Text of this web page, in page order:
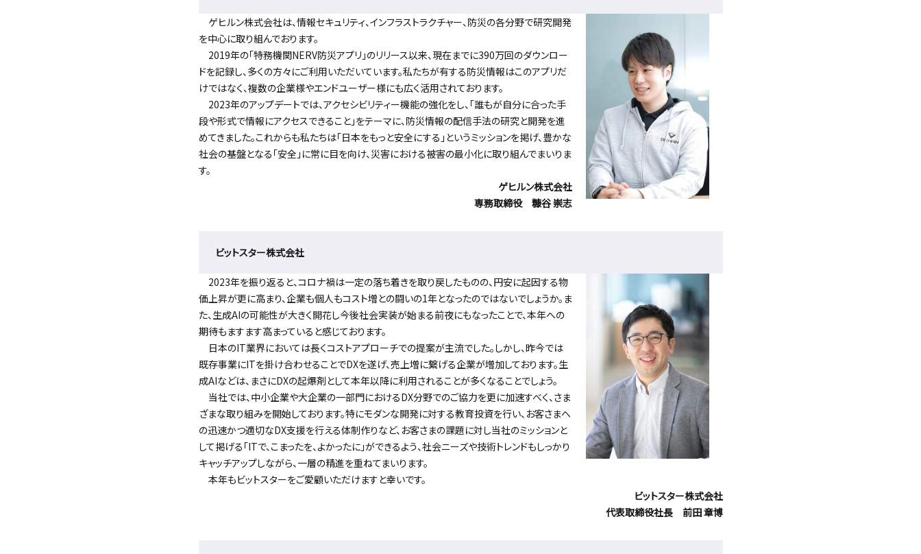
ゲヒルン株式会社は、情報セキュリティ、インフラストラクチャー、防災の各分野で研究開発
を中心に取り組んでおります。
2019年の「特務機関NERV防災アプリ」のリリース以来、現在までに390万回のダウンロー
ドを記録し、多くの方々にご利用いただいています。私たちが有する防災情報はこのアプリだ
けではなく、複数の企業様やエンドユーザー様にも広く活用されております。
2023年のアップデートでは、アクセシビリティー機能の強化をし、「誰もが自分に合った手
段や形式で情報にアクセスできること」をテーマに、防災情報の配信手法の研究と開発を進
めてきました。これからも私たちは「日本をもっと安全にする」というミッションを掲げ、豊かな
社会の基盤となる「安全」に常に目を向け、災害における被害の最小化に取り組んでまいりま
す。
ゲヒルン株式会社
専務取締役 糠谷 崇志
ビットスター株式会社
2023年を振り返ると、コロナ禍は一定の落ち着きを取り戻したものの、円安に起因する物
価上昇が更に高まり、企業も個人もコスト増との闘いの1年となったのではないでしょうか。ま
た、生成AIの可能性が大きく開花し今後社会実装が始まる前夜にもなったことで、本年への
期待もますます高まっていると感じております。
日本のIT業界においては長くコストアプローチでの提案が主流でした。しかし、昨今では
既存事業にITを掛け合わせることでDXを遂げ、売上増に繋げる企業が増加しております。生
成AIなどは、まさにDXの起爆剤として本年以降に利用されることが多くなることでしょう。
当社では、中小企業や大企業の一部門におけるDX分野でのご協力を更に加速すべく、さま
ざまな取り組みを開始しております。特にモダンな開発に対する教育投資を行い、お客さまへ
の迅速かつ適切なDX支援を行える体制作りなど、お客さまの課題に対し当社のミッションと
して掲げる「ITで、こまったを、よかったに」ができるよう、社会ニーズや技術トレンドもしっかり
キャッチアップしながら、一層の精進を重ねてまいります。
本年もビットスターをご愛顧いただけますと幸いです。
ビットスター株式会社
代表取締役社長 前田 章博